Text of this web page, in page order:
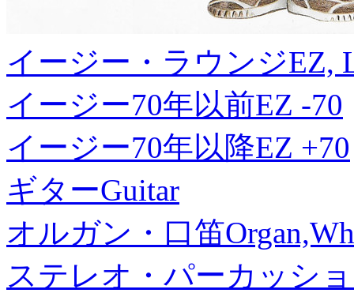
イージー・ラウンジEZ,
イージー70年以前EZ -70
イージー70年以降EZ +70
ギターGuitar
オルガン・口笛
ステレオ・パーカッシ